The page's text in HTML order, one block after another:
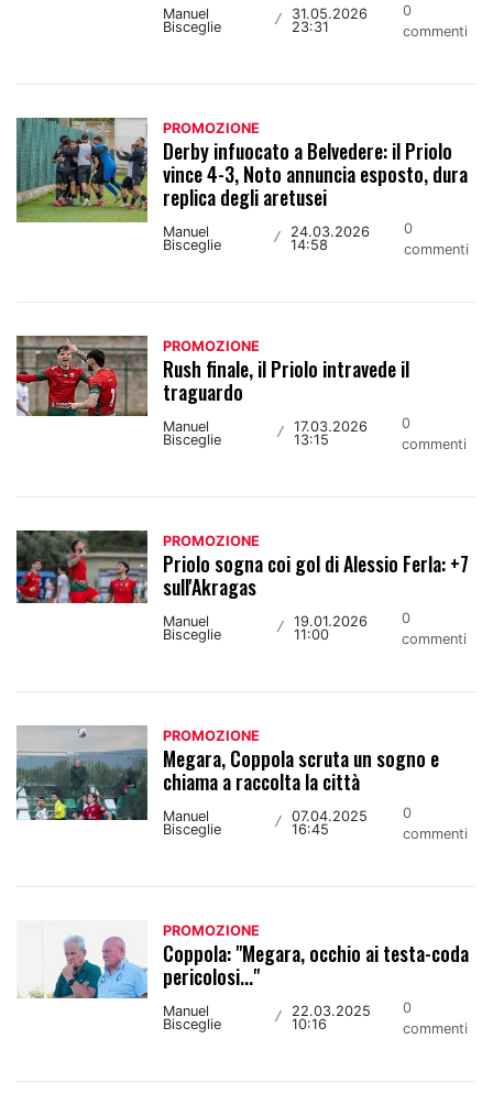
Manuel
Bisceglie
/
31.05.2026
23:31
0
commenti
PROMOZIONE
Derby infuocato a Belvedere: il Priolo
vince 4-3, Noto annuncia esposto, dura
replica degli aretusei
Manuel
Bisceglie
/
24.03.2026
14:58
0
commenti
PROMOZIONE
Rush finale, il Priolo intravede il
traguardo
Manuel
Bisceglie
/ 17.03.2026
13:15
0
commenti
PROMOZIONE
Priolo sogna coi gol di Alessio Ferla: +7
sull'Akragas
Manuel
Bisceglie
/ 19.01.2026
11:00
0
commenti
PROMOZIONE
Megara, Coppola scruta un sogno e
chiama a raccolta la città
Manuel
Bisceglie
/
07.04.2025
16:45
0
commenti
PROMOZIONE
Coppola: "Megara, occhio ai testa-coda
pericolosi..."
Manuel
Bisceglie
/
22.03.2025
10:16
0
commenti